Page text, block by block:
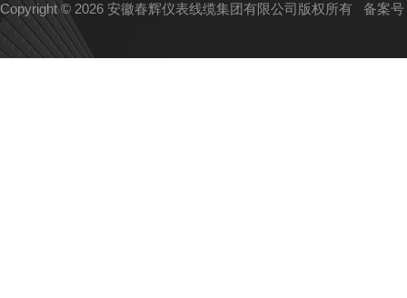
Copyright © 2026 安徽春辉仪表线缆集团有限公司版权所有 备案号